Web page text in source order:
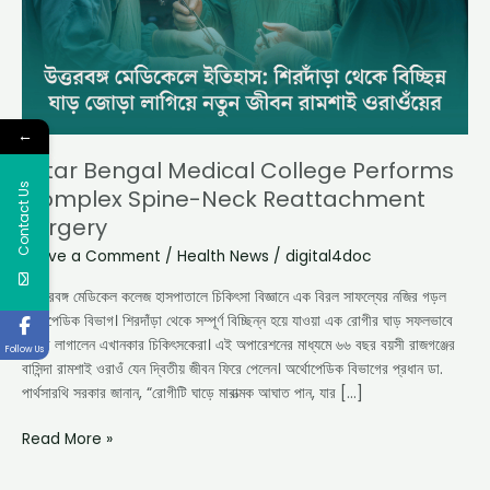
Uttar Bengal Medical College Performs
Complex Spine-Neck Reattachment
Surgery
Leave a Comment / Health News / digital4doc
উত্তরবঙ্গ মেডিকেল কলেজ হাসপাতালে চিকিৎসা বিজ্ঞানে এক বিরল সাফল্যের নজির গড়ল
অর্থোপেডিক বিভাগ। শিরদাঁড়া থেকে সম্পূর্ণ বিচ্ছিন্ন হয়ে যাওয়া এক রোগীর ঘাড় সফলভাবে
জোড়া লাগালেন এখানকার চিকিৎসকেরা। এই অপারেশনের মাধ্যমে ৬৬ বছর বয়সী রাজগঞ্জের
বাসিন্দা রামশাই ওরাওঁ যেন দ্বিতীয় জীবন ফিরে পেলেন। অর্থোপেডিক বিভাগের প্রধান ডা.
পার্থসারথি সরকার জানান, “রোগীটি ঘাড়ে মারাত্মক আঘাত পান, যার […]
Spine-
Reattachment
Surgery
Read More »
←
Contact Us
Follow Us